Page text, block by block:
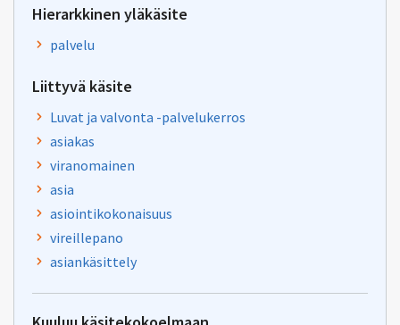
Hierarkkinen yläkäsite
palvelu
Liittyvä käsite
Luvat ja valvonta -palvelukerros
asiakas
viranomainen
asia
asiointikokonaisuus
vireillepano
asiankäsittely